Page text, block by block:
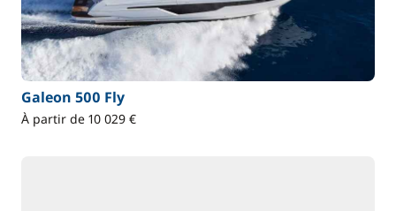
Galeon 500 Fly
À partir de 10 029 €